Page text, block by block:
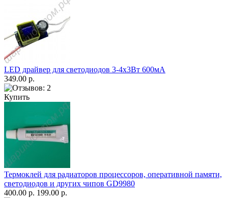
LED драйвер для светодиодов 3-4х3Вт 600мА
349.00 р.
Купить
Термоклей для радиаторов процессоров, оперативной памяти,
светодиодов и других чипов GD9980
400.00 р. 199.00 р.